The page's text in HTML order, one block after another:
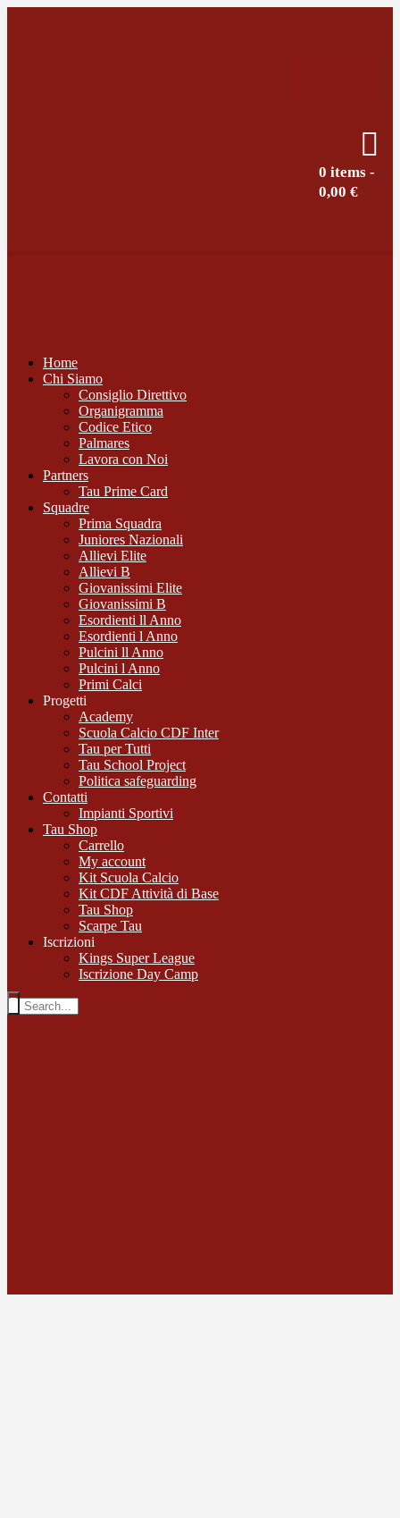
0 items -
0,00 €
Home
Chi Siamo
Consiglio Direttivo
Organigramma
Codice Etico
Palmares
Lavora con Noi
Partners
Tau Prime Card
Squadre
Prima Squadra
Juniores Nazionali
Allievi Elite
Allievi B
Giovanissimi Elite
Giovanissimi B
Esordienti ll Anno
Esordienti l Anno
Pulcini ll Anno
Pulcini l Anno
Primi Calci
Progetti
Academy
Scuola Calcio CDF Inter
Tau per Tutti
Tau School Project
Politica safeguarding
Contatti
Impianti Sportivi
Tau Shop
Carrello
My account
Kit Scuola Calcio
Kit CDF Attività di Base
Tau Shop
Scarpe Tau
Iscrizioni
Kings Super League
Iscrizione Day Camp